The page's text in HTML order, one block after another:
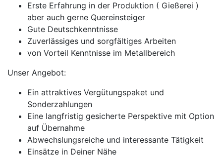
Erste Erfahrung in der Produktion ( Gießerei )
aber auch gerne Quereinsteiger
Gute Deutschkenntnisse
Zuverlässiges und sorgfältiges Arbeiten
von Vorteil Kenntnisse im Metallbereich
Unser Angebot:
Ein attraktives Vergütungspaket und
Sonderzahlungen
Eine langfristig gesicherte Perspektive mit Option
auf Übernahme
Abwechslungsreiche und interessante Tätigkeit
Einsätze in Deiner Nähe